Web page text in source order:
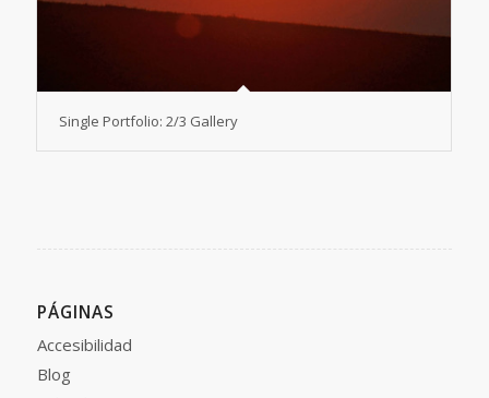
Single Portfolio: 2/3 Gallery
PÁGINAS
Accesibilidad
Blog